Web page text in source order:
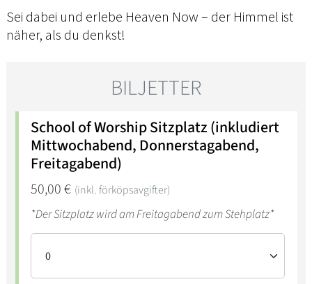
Sei dabei und erlebe Heaven Now – der Himmel ist
näher, als du denkst!